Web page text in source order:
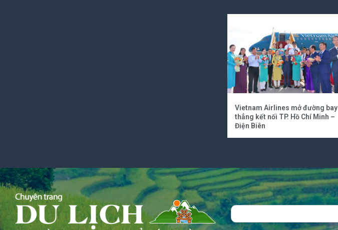
Vietnam Airlines mở đường bay
thẳng kết nối TP. Hồ Chí Minh –
Điện Biên
Search